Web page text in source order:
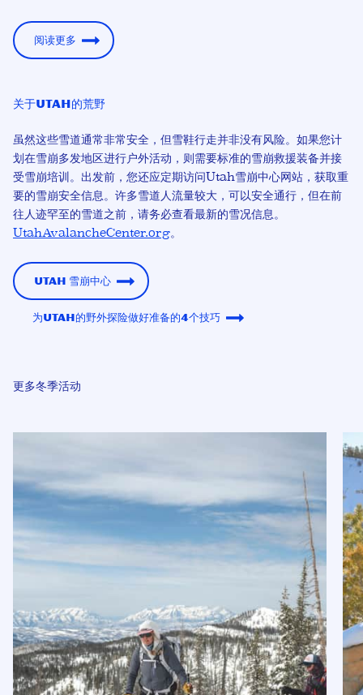
阅读更多
关于Utah的荒野
虽然这些雪道通常非常安全，但雪鞋行走并非没有风险。如果您计
划在雪崩多发地区进行户外活动，则需要标准的雪崩救援装备并接
受雪崩培训。出发前，您还应定期访问Utah雪崩中心网站，获取重
要的雪崩安全信息。许多雪道人流量较大，可以安全通行，但在前
往人迹罕至的雪道之前，请务必查看最新的雪况信息。
UtahAvalancheCenter.org。
Utah 雪崩中心
为Utah的野外探险做好准备的4个技巧
更多冬季活动